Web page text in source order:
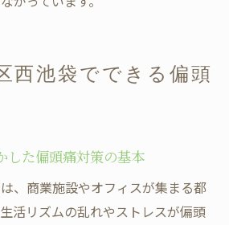
西池袋でできる偏頭
した偏頭痛対策の基本
、商業施設やオフィスが集まる都
活リズムの乱れやストレスが偏頭